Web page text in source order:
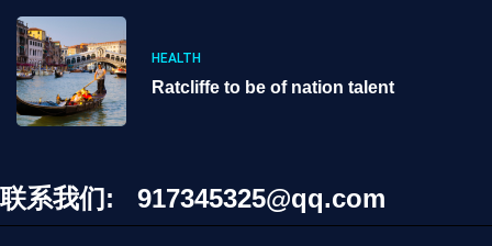
HEALTH
Ratcliffe to be of nation talent
联系我们: 917345325@qq.com